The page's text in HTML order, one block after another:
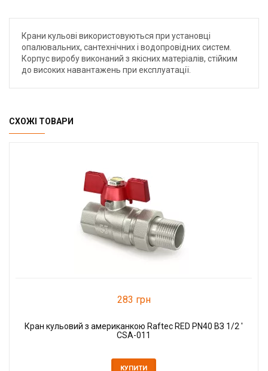
Крани кульові використовуються при установці
опалювальних, сантехнічних і водопровідних систем.
Корпус виробу виконаний з якісних матеріалів, стійким
до високих навантажень при експлуатації.
СХОЖІ ТОВАРИ
283 грн
Кран кульовий з американкою Raftec RED PN40 ВЗ 1/2 '
CSA-011
КУПИТИ